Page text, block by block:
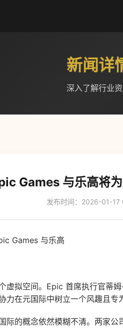
新闻详
深入了解行业
Games 与乐高将
发布时间：2026-01-17
Games 与乐高
虚拟空间。Epic 首席执行官蒂
力在元国际中树立一个风趣且专
际的概念依然模糊不清。两家